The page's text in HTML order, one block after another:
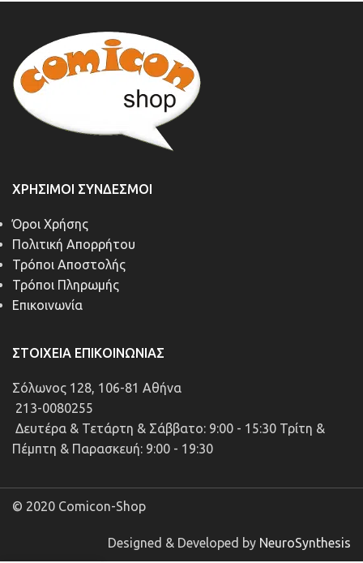
ΧΡΉΣΙΜΟΙ ΣΎΝΔΕΣΜΟΙ
Όροι Χρήσης
Πολιτική Απορρήτου
Τρόποι Αποστολής
Τρόποι Πληρωμής
Επικοινωνία
ΣΤΟΙΧΕΊΑ ΕΠΙΚΟΙΝΩΝΊΑΣ
Σόλωνος 128, 106-81 Αθήνα
213-0080255
Δευτέρα & Τετάρτη & Σάββατο: 9:00 - 15:30 Τρίτη &
Πέμπτη & Παρασκευή: 9:00 - 19:30
© 2020 Comicon-Shop
Designed & Developed by NeuroSynthesis